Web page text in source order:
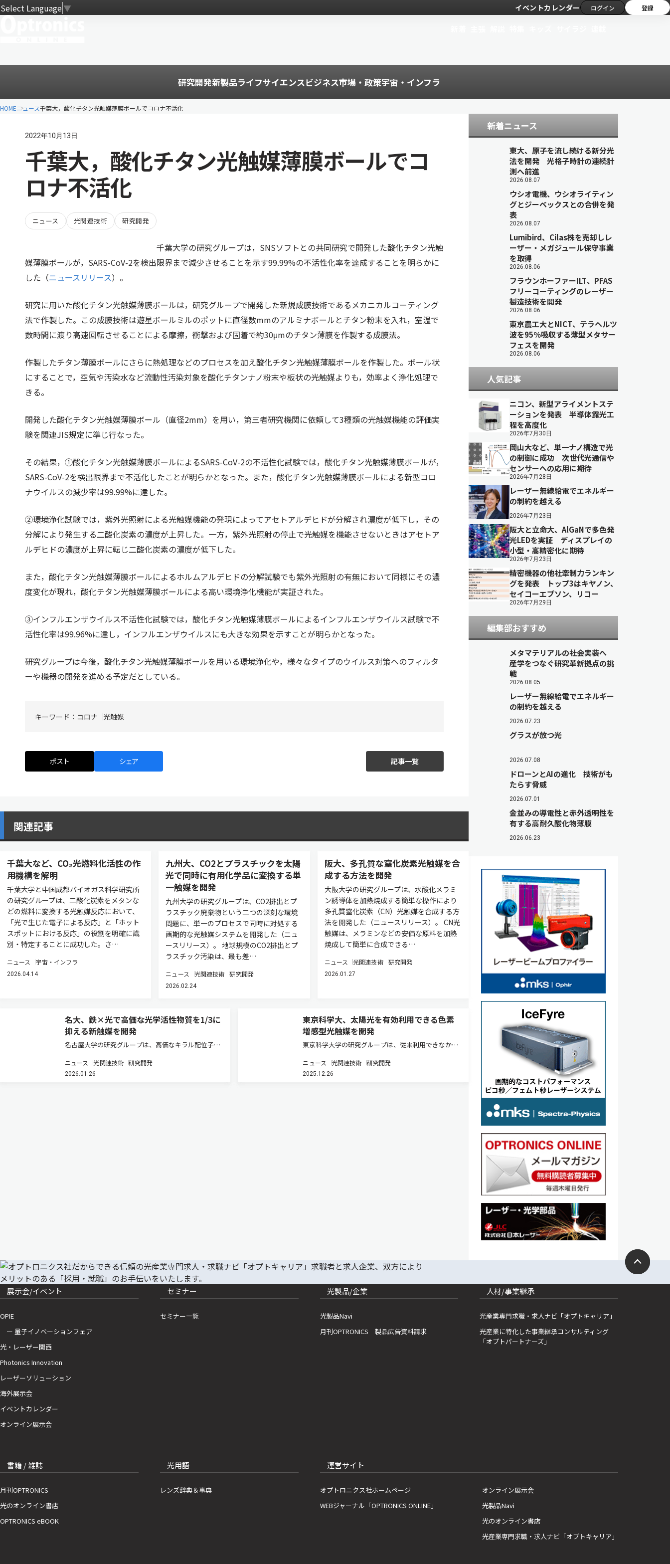
Select Language▼ イベントカレンダー ログイン 登録
研究開発新製品ライフサイエンスビジネス市場・政策宇宙・インフラ
HOMEニュース千葉大，酸化チタン光触媒薄膜ボールでコロナ不活化
2022年10月13日
千葉大，酸化チタン光触媒薄膜ボールでコ
ロナ不活化
ニュース 光関連技術 研究開発
千葉大学の研究グループは，SNSソフトとの共同研究で開発した酸化チタン光触
媒薄膜ボールが，SARS-CoV-2を検出限界まで減少させることを示す99.99%の不活性化率を達成することを明らかに
した（ニュースリリース）。
研究に⽤いた酸化チタン光触媒薄膜ボールは，研究グループで開発した新規成膜技術であるメカニカルコーティング
法で作製した。この成膜技術は遊星ボールミルのポットに直径数mmのアルミナボールとチタン粉末を⼊れ，室温で
数時間に渡り⾼速回転させることによる摩擦，衝撃および固着で約30μmのチタン薄膜を作製する成膜法。
作製したチタン薄膜ボールにさらに熱処理などのプロセスを加え酸化チタン光触媒薄膜ボールを作製した。ボール状
にすることで，空気や汚染⽔など流動性汚染対象を酸化チタンナノ粉末や板状の光触媒よりも，効率よく浄化処理で
きる。
開発した酸化チタン光触媒薄膜ボール（直径2mm）を⽤い，第三者研究機関に依頼して3種類の光触媒機能の評価実
験を関連JIS規定に準じ⾏なった。
その結果，①酸化チタン光触媒薄膜ボールによるSARS-CoV-2の不活性化試験では，酸化チタン光触媒薄膜ボールが，
SARS-CoV-2を検出限界まで不活化したことが明らかとなった。また，酸化チタン光触媒薄膜ボールによる新型コロ
ナウイルスの減少率は99.99%に達した。
②環境浄化試験では，紫外光照射による光触媒機能の発現によってアセトアルデヒドが分解され濃度が低下し，その
分解により発⽣する⼆酸化炭素の濃度が上昇した。⼀⽅，紫外光照射の停⽌で光触媒を機能させないときはアセトア
ルデヒドの濃度が上昇に転じ⼆酸化炭素の濃度が低下した。
また，酸化チタン光触媒薄膜ボールによるホルムアルデヒドの分解試験でも紫外光照射の有無において同様にその濃
度変化が現れ，酸化チタン光触媒薄膜ボールによる⾼い環境浄化機能が実証された。
③インフルエンザウイルス不活性化試験では，酸化チタン光触媒薄膜ボールによるインフルエンザウイルス試験で不
活性化率は99.96%に達し，インフルエンザウイルスにも⼤きな効果を示すことが明らかとなった。
研究グループは今後，酸化チタン光触媒薄膜ボールを⽤いる環境浄化や，様々なタイプのウイルス対策へのフィルタ
ーや機器の開発を進める予定だとしている。
キーワード： コロナ 光触媒
ポスト シェア 記事一覧
関連記事
千葉大など、CO₂光燃料化活性の作
用機構を解明
千葉大学と中国成都バイオガス科学研究所
の研究グループは、二酸化炭素をメタンな
どの燃料に変換する光触媒反応において、
「光で生じた電子による反応」と「ホット
スポットにおける反応」の役割を明確に識
別・特定することに成功した。さ…
ニュース 宇宙・インフラ
2026.04.14
九州大、CO2とプラスチックを太陽
光で同時に有用化学品に変換する単
一触媒を開発
九州大学の研究グループは、CO2排出とプ
ラスチック廃棄物という二つの深刻な環境
問題に、単一のプロセスで同時に対処する
画期的な光触媒システムを開発した（ニュ
ースリリース）。 地球規模のCO2排出とプ
ラスチック汚染は、最も差…
ニュース 光関連技術 研究開発
2026.02.24
阪大、多孔質な窒化炭素光触媒を合
成する方法を開発
大阪大学の研究グループは、水酸化メラミ
ン誘導体を加熱焼成する簡単な操作により
多孔質窒化炭素（CN）光触媒を合成する方
法を開発した（ニュースリリース）。 CN光
触媒は、メラミンなどの安価な原料を加熱
焼成して簡単に合成できる…
ニュース 光関連技術 研究開発
2026.01.27
名大、鉄×光で高価な光学活性物質を1/3に
抑える新触媒を開発
名古屋大学の研究グループは、高価なキラル配位子X*
インの鉄（III）光触媒の開発に成功した（ニュースリ
リース）。 金属光触媒は、非金属光触媒に比べて耐久
ニュース 光関連技術 研究開発
2026.01.26
東京科学大、太陽光を有効利用できる色素
増感型光触媒を開発
東京科学大学の研究グループは、従来利用できなかっ
を開発した（ニュースリリース）。 クリーンなエネル
ギー源として注目されている水素を生成する手法の一
ニュース 光関連技術 研究開発
2025.12.26
新着ニュース
東大、原子を流し続ける新分光
法を開発 光格子時計の連続計
測へ前進
2026.08.07
ウシオ電機、ウシオライティン
グとジーベックスとの合併を発
表
2026.08.07
Lumibird、Cilas株を売却しレ
ーザー・メガジュール保守事業
を取得
2026.08.06
フラウンホーファーILT、PFAS
フリーコーティングのレーザー
製造技術を開発
2026.08.06
東京農工大とNICT、テラヘルツ
波を95％吸収する薄型メタサー
フェスを開発
2026.08.06
人気記事
ニコン、新型アライメントステ
ーションを発表 半導体露光工
程を高度化
2026年7月30日
岡山大など、単一ナノ構造で光
の制御に成功 次世代光通信や
センサーへの応用に期待
2026年7月28日
レーザー無線給電でエネルギー
の制約を越える
2026年7月23日
阪大と立命大、AlGaNで多色発
光LEDを実証 ディスプレイの
小型・高精密化に期待
2026年7月23日
精密機器の他社牽制力ランキン
グを発表 トップ3はキヤノン、
セイコーエプソン、リコー
2026年7月29日
編集部おすすめ
メタマテリアルの社会実装へ
産学をつなぐ研究革新拠点の挑
戦
2026.08.05
レーザー無線給電でエネルギー
の制約を越える
2026.07.23
グラスが放つ光
2026.07.08
ドローンとAIの進化 技術がも
たらす脅威
2026.07.01
金並みの導電性と赤外透明性を
有する高耐久酸化物薄膜
2026.06.23
展示会/イベント
OPIE
ー 量子イノベーションフェア
光・レーザー関西
Photonics Innovation
レーザーソリューション
海外展示会
イベントカレンダー
オンライン展示会
セミナー
セミナー一覧
光製品/企業
光製品Navi
月刊OPTRONICS 製品広告資料請求
人材/事業継承
光産業専門求職・求人ナビ「オプトキャリア」
光産業に特化した事業継承コンサルティング
「オプトパートナーズ」
書籍 / 雑誌
月刊OPTRONICS
光のオンライン書店
OPTRONICS eBOOK
光用語
レンズ辞典＆事典
運営サイト
オプトロニクス社ホームページ
WEBジャーナル「OPTRONICS ONLINE」
オンライン展示会
光製品Navi
光のオンライン書店
光産業専門求職・求人ナビ「オプトキャリア」